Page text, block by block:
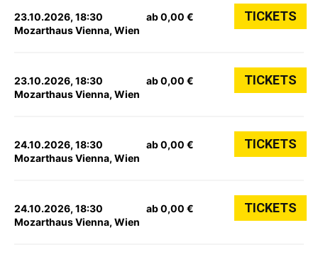
23.10.2026, 18:30
Mozarthaus Vienna, Wien
ab 0,00 € TICKETS
23.10.2026, 18:30
Mozarthaus Vienna, Wien
ab 0,00 € TICKETS
24.10.2026, 18:30
Mozarthaus Vienna, Wien
ab 0,00 € TICKETS
24.10.2026, 18:30
Mozarthaus Vienna, Wien
ab 0,00 € TICKETS